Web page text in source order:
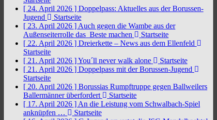
[ 24. April 2026 ] Doppelpass: Aktuelles aus der Borussen-
Jugend
Startseite
[ 23. April 2026 ] Auch gegen die Wambe aus der
Außenseiterrolle das Beste machen
Startseite
[ 22. April 2026 ] Dreierkette – News aus dem Ellenfeld
Startseite
[ 21. April 2026 ]You´ll never walk alone
Startseite
[ 21. April 2026 ] Doppelpass mit der Borussen-Jugend
Startseite
[ 20. April 2026 ] Borussias Rumpftruppe gegen Ballweilers
Ballermänner überfordert
Startseite
[ 17. April 2026 ] An die Leistung vom Schwalbach-Spiel
anknüpfen …
Startseite